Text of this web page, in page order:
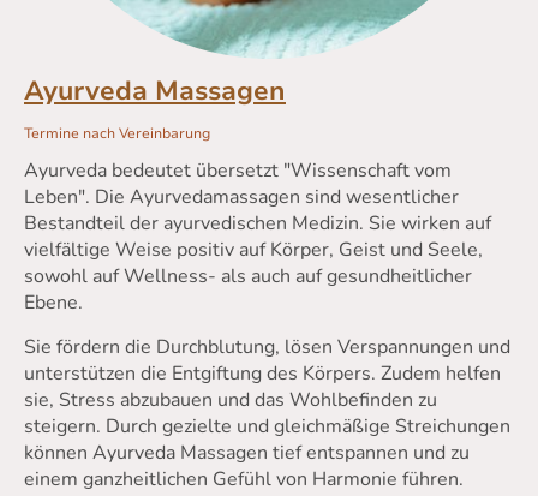
Ayurveda Massagen
Termine nach Vereinbarung
Ayurveda bedeutet übersetzt "Wissenschaft vom
Leben". Die Ayurvedamassagen sind wesentlicher
Bestandteil der ayurvedischen Medizin. Sie wirken auf
vielfältige Weise positiv auf Körper, Geist und Seele,
sowohl auf Wellness- als auch auf gesundheitlicher
Ebene.
Sie fördern die Durchblutung, lösen Verspannungen und
unterstützen die Entgiftung des Körpers. Zudem helfen
sie, Stress abzubauen und das Wohlbefinden zu
steigern. Durch gezielte und gleichmäßige Streichungen
können Ayurveda Massagen tief entspannen und zu
einem ganzheitlichen Gefühl von Harmonie führen.